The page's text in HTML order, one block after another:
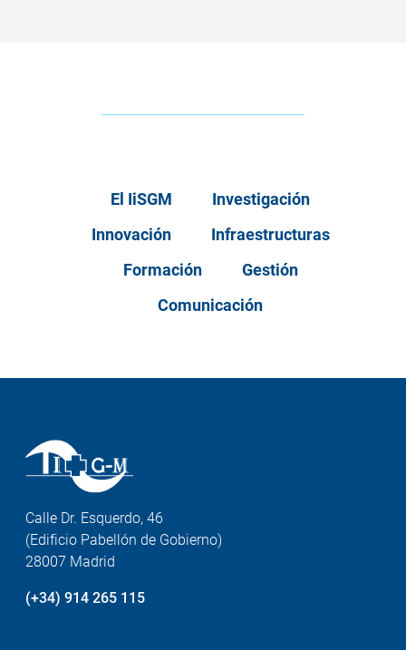
El IiSGM
Investigación
Innovación
Infraestructuras
Formación
Gestión
Comunicación
Calle Dr. Esquerdo, 46
(Edificio Pabellón de Gobierno)
28007 Madrid
(+34) 914 265 115